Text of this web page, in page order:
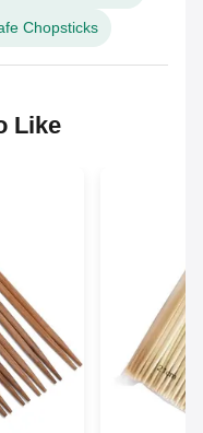
Chopsticks
Like